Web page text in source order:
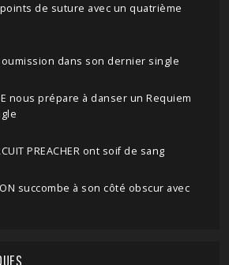
de suture avec un quatrième
dans son dernier single
nous prépare à danser un Requiem
PREACHER ont soif de sang
succombe à son côté obscur avec